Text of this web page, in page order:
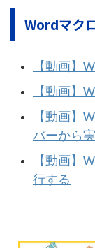
Wordマク
【動画】
【動画】
【動画】
バーから
【動画】
行する